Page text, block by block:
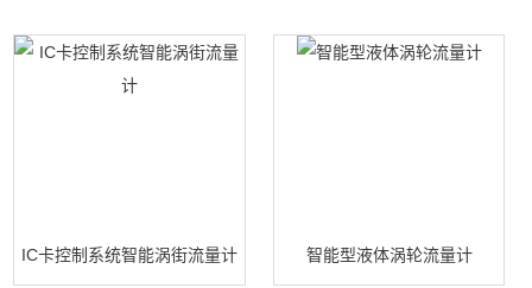
IC卡控制系统智能涡街流量计 智能型液体涡轮流量计